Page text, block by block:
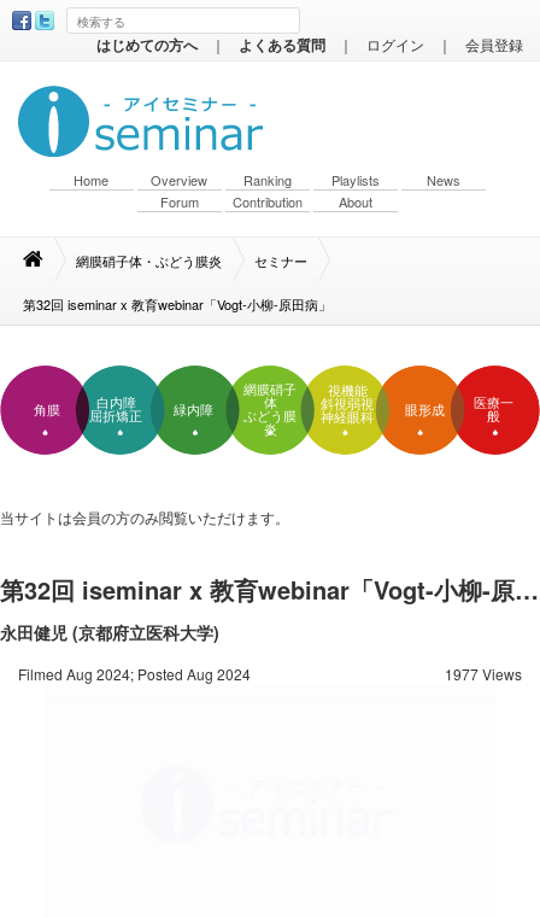
はじめての方へ ｜ よくある質問 ｜ ログイン ｜ 会員登録
Home Overview Ranking Playlists
News
Forum
Contribution About
網膜硝子体・ぶどう膜炎 セミナー
第32回 iseminar x 教育webinar「Vogt-小柳-原田病」
角膜
白内障
屈折矯正
緑内障
網膜硝子
体
ぶどう膜
炎
視機能
斜視弱視
神経眼科
眼形成
医療一
般
当サイトは会員の方のみ閲覧いただけます。
第32回 iseminar x 教育webinar「Vogt-小柳-原田病」
永田健児 (京都府立医科大学)
Filmed Aug 2024; Posted Aug 2024 1977 Views